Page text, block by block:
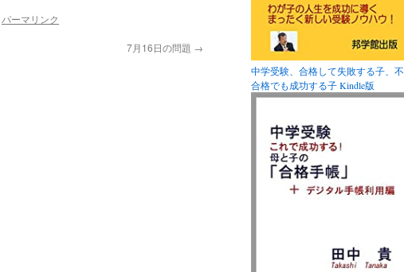
パーマリンク
7月16日の問題 →
中学受験、合格して失敗する子、不
合格でも成功する子 Kindle版